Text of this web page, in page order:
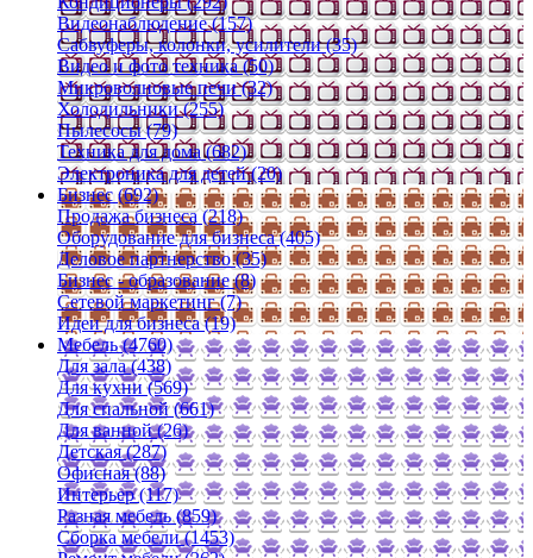
Видеонаблюдение (157)
Сабвуферы, колонки, усилители (35)
Видео и фото техника (50)
Микроволновые печи (32)
Холодильники (255)
Пылесосы (79)
Техника для дома (682)
Электроника для детей (20)
Бизнес (692)
Продажа бизнеса (218)
Оборудование для бизнеса (405)
Деловое партнерство (35)
Бизнес - образование (8)
Сетевой маркетинг (7)
Идеи для бизнеса (19)
Мебель (4760)
Для зала (438)
Для кухни (569)
Для спальной (661)
Для ванной (26)
Детская (287)
Офисная (88)
Интерьер (117)
Разная мебель (859)
Сборка мебели (1453)